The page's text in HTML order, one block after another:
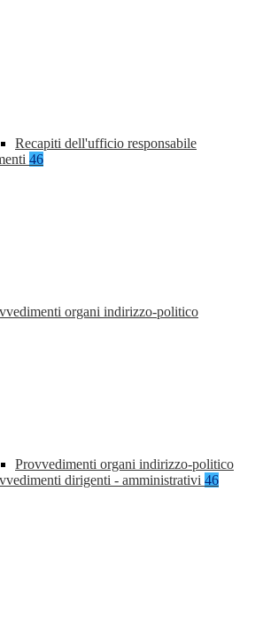
Recapiti dell'ufficio responsabile
46
organi indirizzo-politico
Provvedimenti organi indirizzo-politico
dirigenti - amministrativi 46